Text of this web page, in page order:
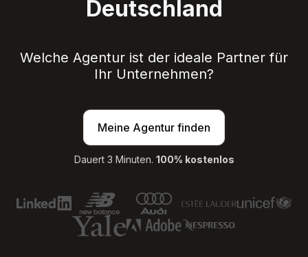
Deutschland
Welche Agentur ist der ideale Partner für
Ihr Unternehmen?
Meine Agentur finden
Dauert 3 Minuten. 100% kostenlos